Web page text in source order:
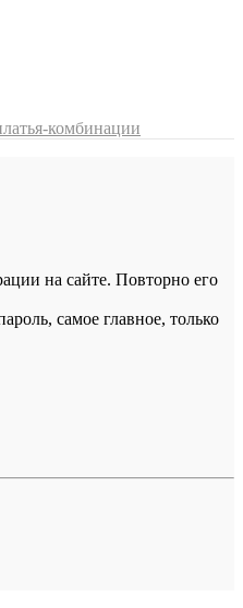
комбинации
на сайте. Повторно его
самое главное, только